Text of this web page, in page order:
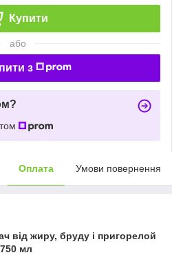
Купити
або
з
Оплата Умови повернення
від жиру, бруду і пригорелой
мл